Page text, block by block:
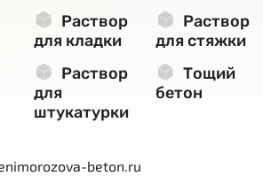
Раствор
для кладки
Раствор
для стяжки
Раствор
для
штукатурки
Тощий
бетон
beton.ru